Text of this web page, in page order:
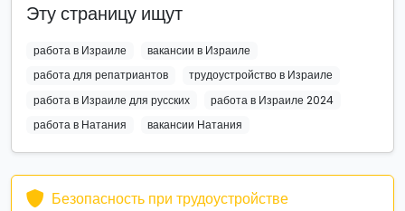
Эту страницу ищут
работа в Израиле
вакансии в Израиле
работа для репатриантов
трудоустройство в Израиле
работа в Израиле для русских
работа в Израиле 2024
работа в Натания
вакансии Натания
Безопасность при трудоустройстве